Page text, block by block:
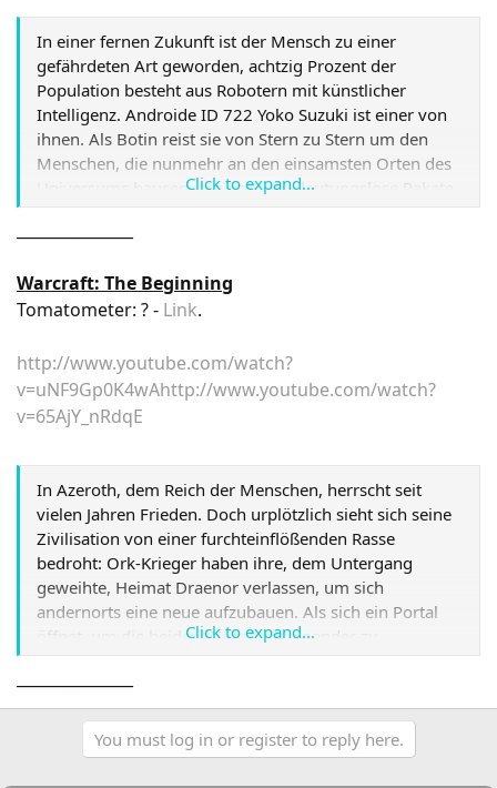
In einer fernen Zukunft ist der Mensch zu einer
gefährdeten Art geworden, achtzig Prozent der
Population besteht aus Robotern mit künstlicher
Intelligenz. Androide ID 722 Yoko Suzuki ist einer von
ihnen. Als Botin reist sie von Stern zu Stern um den
Menschen, die nunmehr an den einsamsten Orten des
Universums hausen, scheinbar bedeutungslose Pakete
zu überbringen: ein Hut, ein Stift, ein
Zigarettenstummel, eine Fotografie - alles
Yoko nichts anfangen kann. In ihrem Retro-Raumschiff
verbringt sie trotzdem Tag für Tag im selben Trott und
Pakete zu überbringen. An trostlosen Orten wandert sie
dann umher auf der Suche nach den einsamen Seelen,
für die ihre Pakete bestimmt sind und auf deren Inhalt
die Menschen ewig zu warten scheinen.
Click to expand...
Warcraft: The Beginning
Tomatometer: ? - Link.
http://www.youtube.com/watch?
v=uNF9Gp0K4wAhttp://www.youtube.com/watch?
v=65AjY_nRdqE
In Azeroth, dem Reich der Menschen, herrscht seit
vielen Jahren Frieden. Doch urplötzlich sieht sich seine
Zivilisation von einer furchteinflößenden Rasse
bedroht: Ork-Krieger haben ihre, dem Untergang
geweihte, Heimat Draenor verlassen, um sich
andernorts eine neue aufzubauen. Als sich ein Portal
öffnet, um die beiden Welten miteinander zu
verbinden, bricht ein unbarmherziger und erbitterter
Krieg um die Vorherrschaft in Azeroth los, der auf
beiden Seiten große Opfer fordert. Die vermeintlichen
Gegner ahnen jedoch nicht, dass bald schon eine
weitere Bedrohung auftaucht, die beide Völker
vernichten könnte. Statt sich zu bekämpfen, müssen sie
Click to expand...
You must log in or register to reply here.